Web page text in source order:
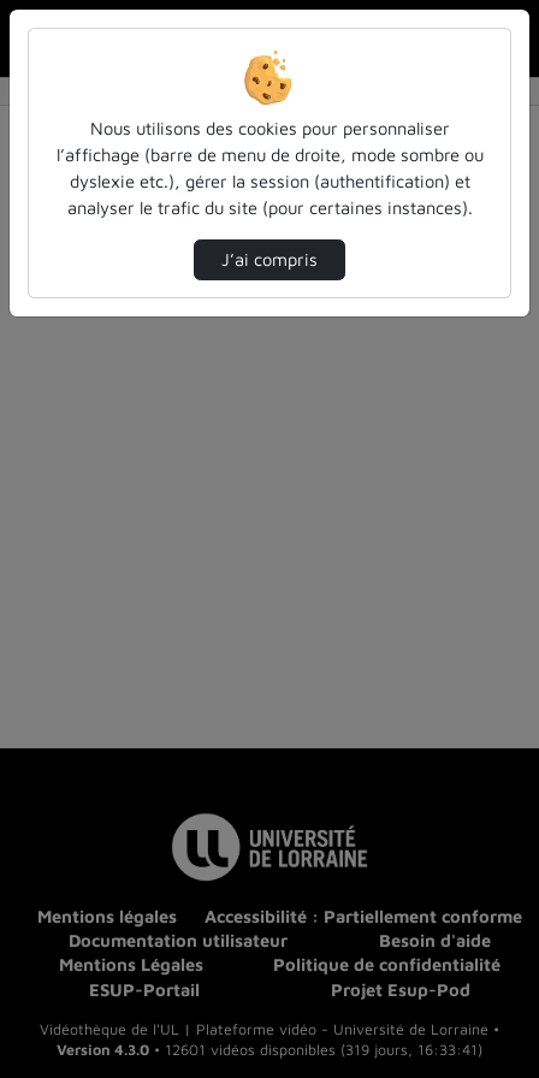
Résultats de la recherche
Filtres actifs (cliquer pour en retirer) :
education
inspe entretiens
Mentions légales
Accessibilité : Partiellement conforme
Documentation utilisateur
Besoin d'aide
Mentions Légales
Politique de confidentialité
ESUP-Portail
Projet Esup-Pod
Vidéothèque de l'UL | Plateforme vidéo - Université de Lorraine •
Version 4.3.0 • 12601 vidéos disponibles (319 jours, 16:33:41)
Nous utilisons des cookies pour personnaliser
l’affichage (barre de menu de droite, mode sombre ou
dyslexie etc.), gérer la session (authentification) et
analyser le trafic du site (pour certaines instances).
J’ai compris